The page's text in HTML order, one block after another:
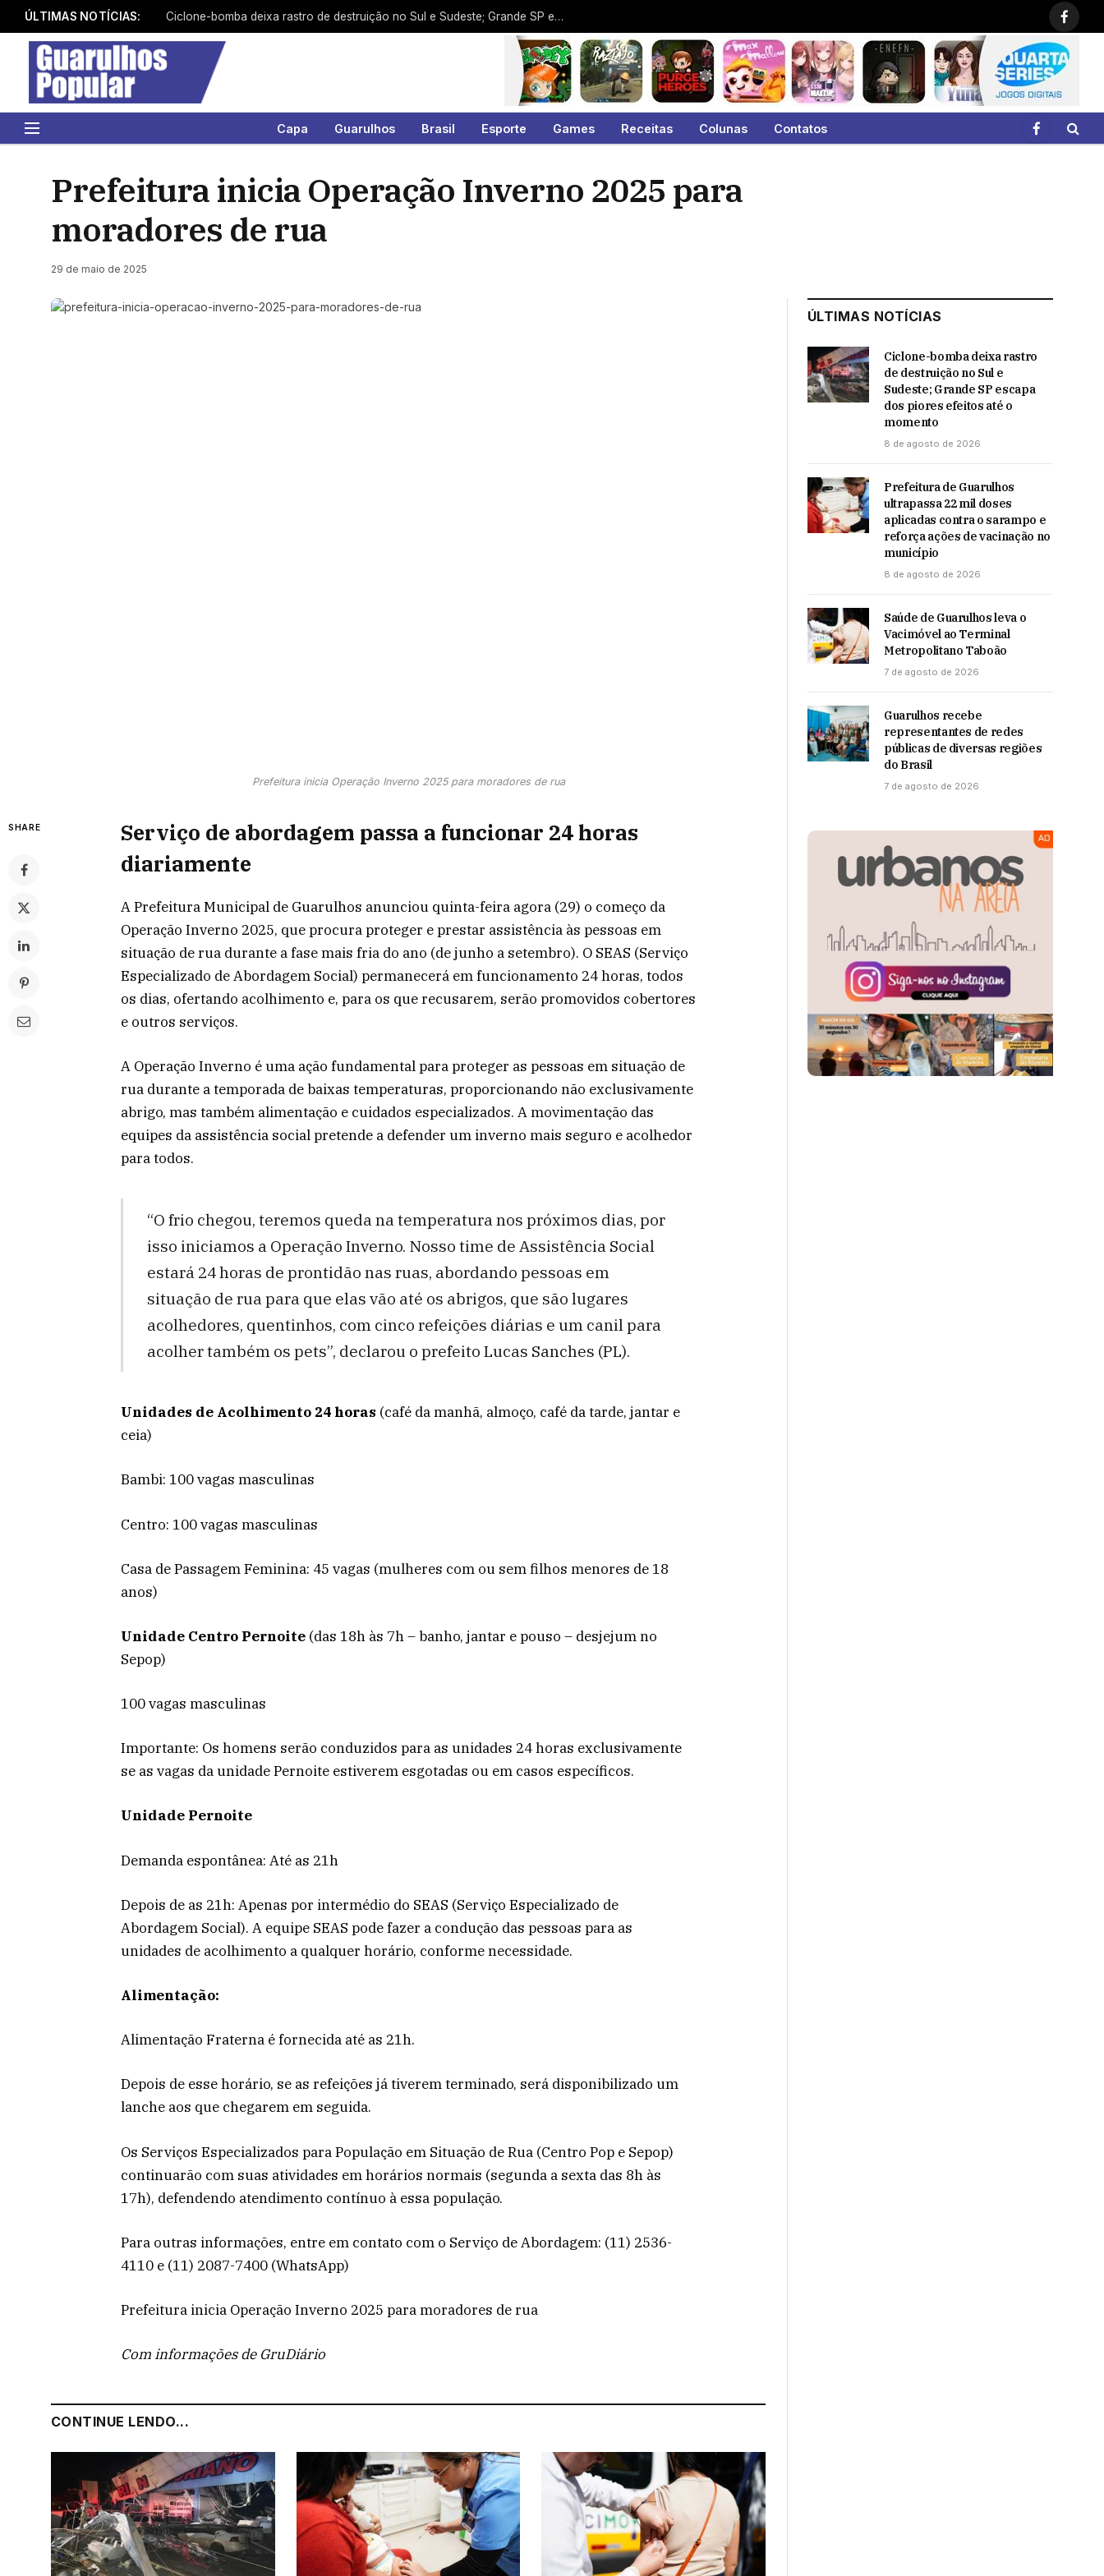
ÚLTIMAS NOTÍCIAS: Ciclone-bomba deixa rastro de destruição no Sul e Sudeste; Grande SP escapa dos piores efeitos até o momento
Capa Guarulhos Brasil Esporte Games Receitas Colunas Contatos
Facebook
Prefeitura inicia Operação Inverno 2025 para
moradores de rua
29 de maio de 2025
Prefeitura inicia Operação Inverno 2025 para moradores de rua
SHARE
Serviço de abordagem passa a funcionar 24 horas
diariamente
A Prefeitura Municipal de Guarulhos anunciou quinta-feira agora (29) o começo da
Operação Inverno 2025, que procura proteger e prestar assistência às pessoas em
situação de rua durante a fase mais fria do ano (de junho a setembro). O SEAS (Serviço
Especializado de Abordagem Social) permanecerá em funcionamento 24 horas, todos
os dias, ofertando acolhimento e, para os que recusarem, serão promovidos cobertores
e outros serviços.
A Operação Inverno é uma ação fundamental para proteger as pessoas em situação de
rua durante a temporada de baixas temperaturas, proporcionando não exclusivamente
abrigo, mas também alimentação e cuidados especializados. A movimentação das
equipes da assistência social pretende a defender um inverno mais seguro e acolhedor
para todos.
“O frio chegou, teremos queda na temperatura nos próximos dias, por
isso iniciamos a Operação Inverno. Nosso time de Assistência Social
estará 24 horas de prontidão nas ruas, abordando pessoas em
situação de rua para que elas vão até os abrigos, que são lugares
acolhedores, quentinhos, com cinco refeições diárias e um canil para
acolher também os pets”, declarou o prefeito Lucas Sanches (PL).
Unidades de Acolhimento 24 horas (café da manhã, almoço, café da tarde, jantar e
ceia)
Bambi: 100 vagas masculinas
Centro: 100 vagas masculinas
Casa de Passagem Feminina: 45 vagas (mulheres com ou sem filhos menores de 18
anos)
Unidade Centro Pernoite (das 18h às 7h – banho, jantar e pouso – desjejum no
Sepop)
100 vagas masculinas
Importante: Os homens serão conduzidos para as unidades 24 horas exclusivamente
se as vagas da unidade Pernoite estiverem esgotadas ou em casos específicos.
Unidade Pernoite
Demanda espontânea: Até as 21h
Depois de as 21h: Apenas por intermédio do SEAS (Serviço Especializado de
Abordagem Social). A equipe SEAS pode fazer a condução das pessoas para as
unidades de acolhimento a qualquer horário, conforme necessidade.
Alimentação:
Alimentação Fraterna é fornecida até as 21h.
Depois de esse horário, se as refeições já tiverem terminado, será disponibilizado um
lanche aos que chegarem em seguida.
Os Serviços Especializados para População em Situação de Rua (Centro Pop e Sepop)
continuarão com suas atividades em horários normais (segunda a sexta das 8h às
17h), defendendo atendimento contínuo à essa população.
Para outras informações, entre em contato com o Serviço de Abordagem: (11) 2536-
4110 e (11) 2087-7400 (WhatsApp)
Prefeitura inicia Operação Inverno 2025 para moradores de rua
Com informações de GruDiário
CONTINUE LENDO...
ÚLTIMAS NOTÍCIAS
Ciclone-bomba deixa rastro
de destruição no Sul e
Sudeste; Grande SP escapa
dos piores efeitos até o
momento
8 de agosto de 2026
Prefeitura de Guarulhos
ultrapassa 22 mil doses
aplicadas contra o sarampo e
reforça ações de vacinação no
município
8 de agosto de 2026
Saúde de Guarulhos leva o
Vacimóvel ao Terminal
Metropolitano Taboão
7 de agosto de 2026
Guarulhos recebe
representantes de redes
públicas de diversas regiões
do Brasil
7 de agosto de 2026